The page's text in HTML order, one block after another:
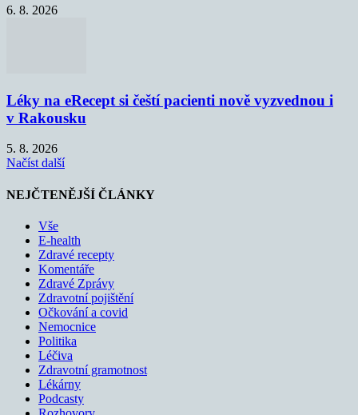
6. 8. 2026
Léky na eRecept si čeští pacienti nově vyzvednou i
v Rakousku
5. 8. 2026
Načíst další
NEJČTENĚJŠÍ ČLÁNKY
Vše
E-health
Zdravé recepty
Komentáře
Zdravé Zprávy
Zdravotní pojištění
Očkování a covid
Nemocnice
Politika
Léčiva
Zdravotní gramotnost
Lékárny
Podcasty